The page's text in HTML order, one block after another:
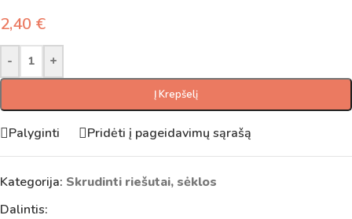
2,40 €
- +
Į Krepšelį
Palyginti Pridėti į pageidavimų sąrašą
Kategorija: Skrudinti riešutai, sėklos
Dalintis: